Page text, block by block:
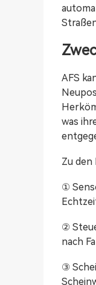
AFS
was
Zu
①
②
nach
③